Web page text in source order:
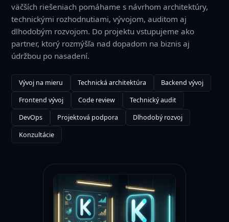
väčších riešeniach pomáhame s návrhom architektúry,
technickými rozhodnutiami, vývojom, auditom aj
dlhodobým rozvojom. Do projektu vstupujeme ako
partner, ktorý rozmýšľa nad dopadom na biznis aj
údržbou po nasadení.
Vývoj na mieru Technická architektúra
Backend vývoj
Frontend vývoj
Code review
Technický audit
DevOps
Projektová podpora
Dlhodobý rozvoj
Konzultácie